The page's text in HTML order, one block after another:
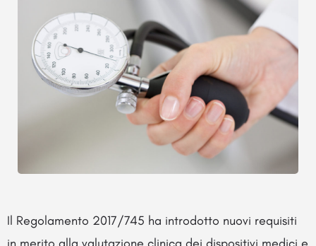
Il Regolamento 2017/745 ha introdotto nuovi requisiti